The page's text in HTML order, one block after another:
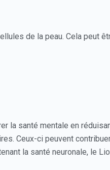
de la peau. Cela peut
la santé mentale en
Ceux-ci peuvent
la santé neuronale, le